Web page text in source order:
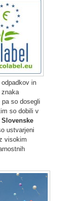
in
znaka
so dosegli
so dobili v
ustvarjeni
visokim